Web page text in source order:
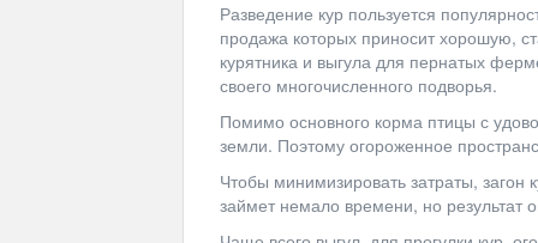
Разведение кур пользуется
продажа которых приносит хорошую,
курятника и выгула для пернатых
своего многочисленного подворья.
Помимо основного корма птицы с
земли. Поэтому огороженное
Чтобы минимизировать затраты,
займет немало времени, но результат